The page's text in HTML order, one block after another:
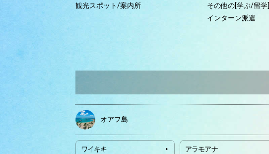
観光スポット/案内所
その他の[学ぶ/留学]
インターン派遣
オアフ島
ワイキキ アラモアナ